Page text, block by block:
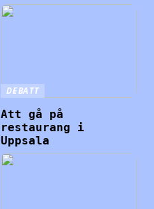
DEBATT
Att gå på
restaurang i
Uppsala